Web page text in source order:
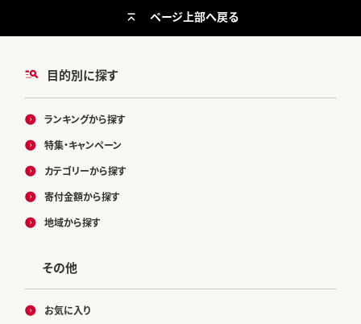
目的別に探す
ランキングから探す
特集・キャンペーン
カテゴリーから探す
寄付金額から探す
地域から探す
その他
お気に入り
ページ上部へ戻る